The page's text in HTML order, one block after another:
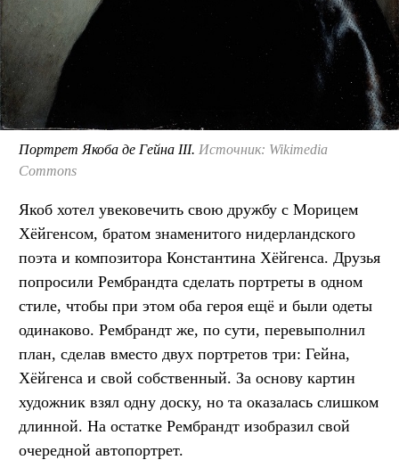
Портрет Якоба де Гейна III. Источник: Wikimedia
Commons
Якоб хотел увековечить свою дружбу с Морицем
Хёйгенсом, братом знаменитого нидерландского
поэта и композитора Константина Хёйгенса. Друзья
попросили Рембрандта сделать портреты в одном
стиле, чтобы при этом оба героя ещё и были одеты
одинаково. Рембрандт же, по сути, перевыполнил
план, сделав вместо двух портретов три: Гейна,
Хёйгенса и свой собственный. За основу картин
художник взял одну доску, но та оказалась слишком
длинной. На остатке Рембрандт изобразил свой
очередной автопортрет.